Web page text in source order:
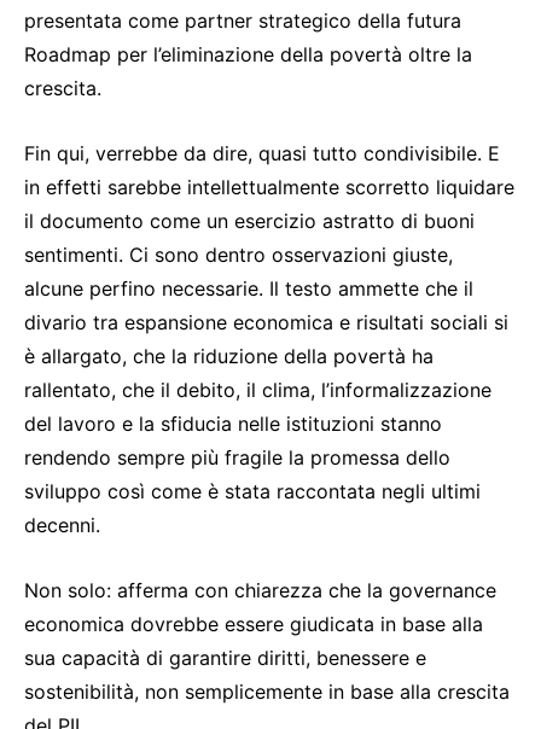
presentata come partner strategico della futura
Roadmap per l’eliminazione della povertà oltre la
crescita.
Fin qui, verrebbe da dire, quasi tutto condivisibile. E
in effetti sarebbe intellettualmente scorretto liquidare
il documento come un esercizio astratto di buoni
sentimenti. Ci sono dentro osservazioni giuste,
alcune perfino necessarie. Il testo ammette che il
divario tra espansione economica e risultati sociali si
è allargato, che la riduzione della povertà ha
rallentato, che il debito, il clima, l’informalizzazione
del lavoro e la sfiducia nelle istituzioni stanno
rendendo sempre più fragile la promessa dello
sviluppo così come è stata raccontata negli ultimi
decenni.
Non solo: afferma con chiarezza che la governance
economica dovrebbe essere giudicata in base alla
sua capacità di garantire diritti, benessere e
sostenibilità, non semplicemente in base alla crescita